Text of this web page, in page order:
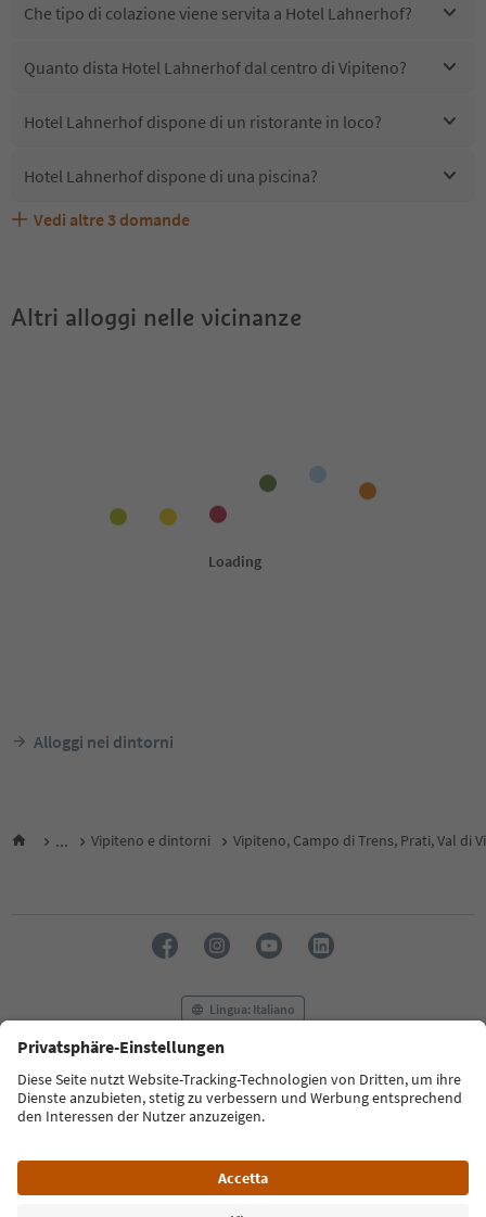
Che tipo di colazione viene servita a Hotel Lahnerhof?
Quanto dista Hotel Lahnerhof dal centro di Vipiteno?
Hotel Lahnerhof dispone di un ristorante in loco?
Hotel Lahnerhof dispone di una piscina?
Hotel Lahnerhof accetta animali domestici?
Quali servizi/attività sono disponibili presso Hotel
Gli ospiti di Hotel Lahnerhof ricevono l'Alto Adige Guest
Vedi altre 3 domande
Altri alloggi nelle vicinanze
Alloggi nei dintorni
... Vipiteno e dintorni Vipiteno, Campo di Trens, Prati, Val di
Lingua: Italiano
FAQ Contatti Press MICE
Privacy Policy
Termini e condizioni
Crediti
Cookie Policy
Alto Adige B2B